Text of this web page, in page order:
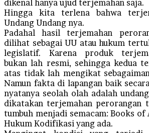
dikenal hanya ujud terjemahan saja.
Hingga kita terlena bahwa
Undang Undang nya.
Padahal hasil terjemahan
dilihat sebagai UU atau hukum
legislatif. Karena produk
bukan lah resmi, sehingga kedua
atas tidak lah mengikat
Namun fakta di lapangan baik
nyatanya seolah olah adalah
dikatakan terjemahan perorangan
tumbuh menjadi semacam: Books
Hukum Kodifikasi yang ada.